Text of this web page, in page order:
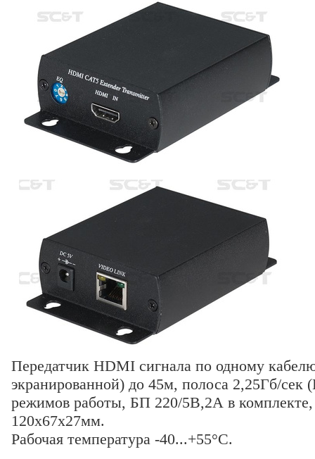
Передатчик HDMI сигнала по одному
экранированной) до 45м, полоса 2,25Гб/
режимов работы, БП 220/5В,2А в
120х67х27мм.
Рабочая температура -40...+55°C.